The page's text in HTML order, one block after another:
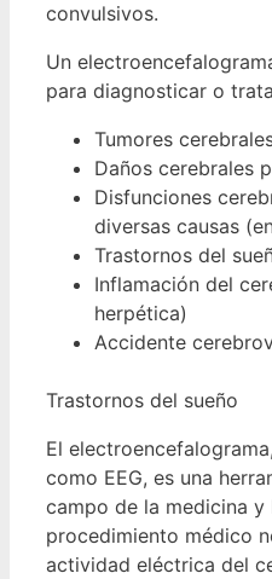
convulsivos.
Un
para diagnosticar o
Tumores
Daños cerebrales
Disfunciones
diversas causas
Trastornos del
Inflamación del
herpética)
Accidente
Trastornos del sueño
El
como EEG, es una
campo de la medicina y
procedimiento médico
actividad eléctrica del